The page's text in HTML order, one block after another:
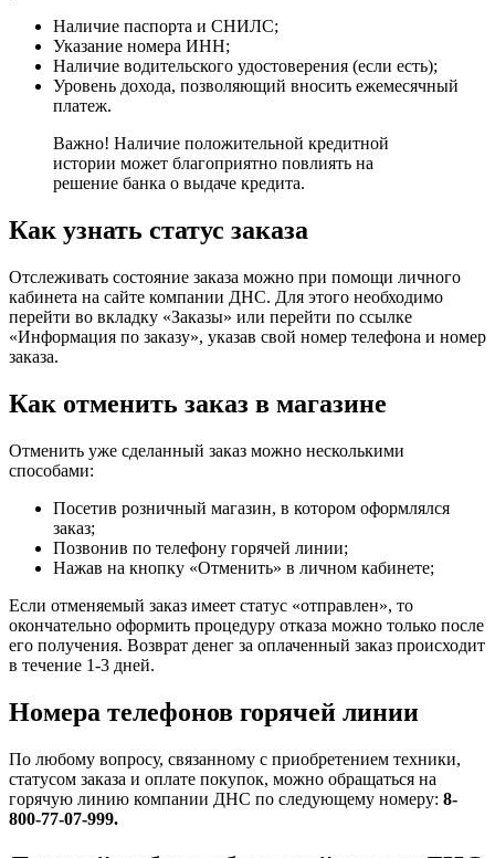
Наличие паспорта и СНИЛС;
Указание номера ИНН;
Наличие водительского удостоверения (если есть);
Уровень дохода, позволяющий вносить ежемесячный
платеж.
Важно! Наличие положительной кредитной
истории может благоприятно повлиять на
решение банка о выдаче кредита.
Как узнать статус заказа
Отслеживать состояние заказа можно при помощи личного
кабинета на сайте компании ДНС. Для этого необходимо
перейти во вкладку «Заказы» или перейти по ссылке
«Информация по заказу», указав свой номер телефона и номер
заказа.
Как отменить заказ в магазине
Отменить уже сделанный заказ можно несколькими
способами:
Посетив розничный магазин, в котором оформлялся
заказ;
Позвонив по телефону горячей линии;
Нажав на кнопку «Отменить» в личном кабинете;
Если отменяемый заказ имеет статус «отправлен», то
окончательно оформить процедуру отказа можно только после
его получения. Возврат денег за оплаченный заказ происходит
в течение 1-3 дней.
Номера телефонов горячей линии
По любому вопросу, связанному с приобретением техники,
статусом заказа и оплате покупок, можно обращаться на
горячую линию компании ДНС по следующему номеру: 8-
800-77-07-999.